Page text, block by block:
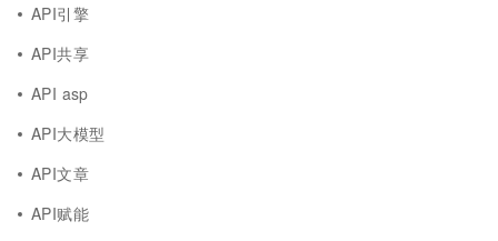
API引擎
API共享
API asp
API大模型
API文章
API赋能